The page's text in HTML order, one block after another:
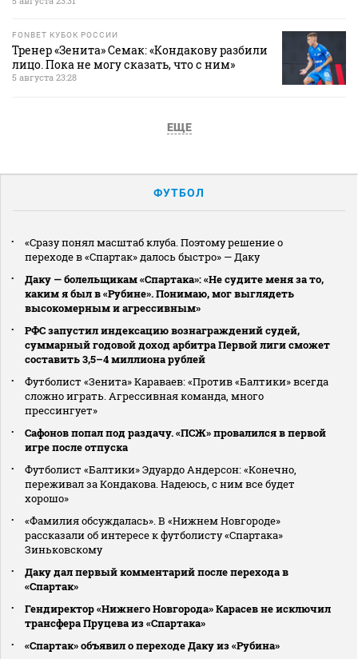
FONBET КУБОК РОССИИ
Тренер «Зенита» Семак: «Кондакову разбили
лицо. Пока не могу сказать, что с ним»
5 августа 23:28
ЕЩЕ
ФУТБОЛ
«Сразу понял масштаб клуба. Поэтому решение о
переходе в «Спартак» далось быстро» — Даку
Даку — болельщикам «Спартака»: «Не судите меня за то,
каким я был в «Рубине». Понимаю, мог выглядеть
высокомерным и агрессивным»
РФС запустил индексацию вознаграждений судей,
суммарный годовой доход арбитра Первой лиги сможет
составить 3,5–4 миллиона рублей
Футболист «Зенита» Караваев: «Против «Балтики» всегда
сложно играть. Агрессивная команда, много
прессингует»
Сафонов попал под раздачу. «ПСЖ» провалился в первой
игре после отпуска
Футболист «Балтики» Эдуардо Андерсон: «Конечно,
переживал за Кондакова. Надеюсь, с ним все будет
хорошо»
«Фамилия обсуждалась». В «Нижнем Новгороде»
рассказали об интересе к футболисту «Спартака»
Зиньковскому
Даку дал первый комментарий после перехода в
«Спартак»
Гендиректор «Нижнего Новгорода» Карасев не исключил
трансфера Пруцева из «Спартака»
«Спартак» объявил о переходе Даку из «Рубина»